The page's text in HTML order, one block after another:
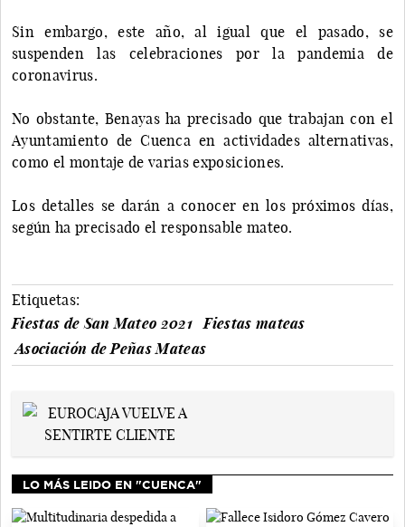
Sin embargo, este año, al igual que el pasado, se
suspenden las celebraciones por la pandemia de
coronavirus.
No obstante, Benayas ha precisado que trabajan con el
Ayuntamiento de Cuenca en actividades alternativas,
como el montaje de varias exposiciones.
Los detalles se darán a conocer en los próximos días,
según ha precisado el responsable mateo.
Etiquetas:
Fiestas de San Mateo 2021
Fiestas mateas
Asociación de Peñas Mateas
LO MÁS LEIDO EN "CUENCA"